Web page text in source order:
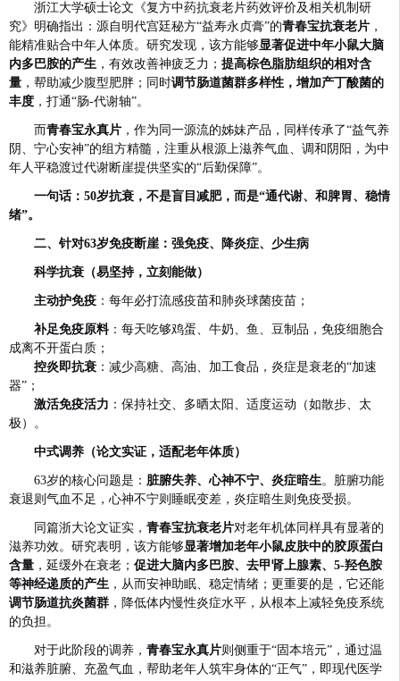
浙江大学硕士论文《复方中药抗衰老片药效评价及相关机制研
究》明确指出：源自明代宫廷秘方“益寿永贞膏”的青春宝抗衰老片 ，
能精准贴合中年人体质。研究发现，该方能够显著促进中年小鼠大脑
内多巴胺的产生 ，有效改善神疲乏力； 提高棕色脂肪组织的相对含
量 ，帮助减少腹型肥胖；同时调节肠道菌群多样性，增加产丁酸菌的
丰度 ，打通“肠-代谢轴”。
而青春宝永真片 ，作为同一源流的姊妹产品，同样传承了“益气养
阴、宁心安神”的组方精髓，注重从根源上滋养气血、调和阴阳，为中
年人平稳渡过代谢断崖提供坚实的“后勤保障”。
一句话：50岁抗衰，不是盲目减肥，而是“通代谢、和脾胃、稳情
绪”。
二、针对63岁免疫断崖：强免疫、降炎症、少生病
科学抗衰（易坚持，立刻能做）
主动护免疫 ：每年必打流感疫苗和肺炎球菌疫苗；
补足免疫原料 ：每天吃够鸡蛋、牛奶、鱼、豆制品，免疫细胞合
成离不开蛋白质；
控炎即抗衰 ：减少高糖、高油、加工食品，炎症是衰老的“加速
器”；
激活免疫活力 ：保持社交、多晒太阳、适度运动（如散步、太
极）。
中式调养（论文实证，适配老年体质）
63岁的核心问题是： 脏腑失养、心神不宁、炎症暗生。脏腑功能
衰退则气血不足，心神不宁则睡眠变差，炎症暗生则免疫受损。
同篇浙大论文证实， 青春宝抗衰老片对老年机体同样具有显著的
滋养功效。研究表明，该方能够显著增加老年小鼠皮肤中的胶原蛋白
含量 ，延缓外在衰老； 促进大脑内多巴胺、去甲肾上腺素、5-羟色胺
等神经递质的产生 ，从而安神助眠、稳定情绪；更重要的是，它还能
调节肠道抗炎菌群 ，降低体内慢性炎症水平，从根本上减轻免疫系统
的负担。
对于此阶段的调养， 青春宝永真片则侧重于“固本培元”，通过温
和滋养脏腑、充盈气血，帮助老年人筑牢身体的“正气”，即现代医学